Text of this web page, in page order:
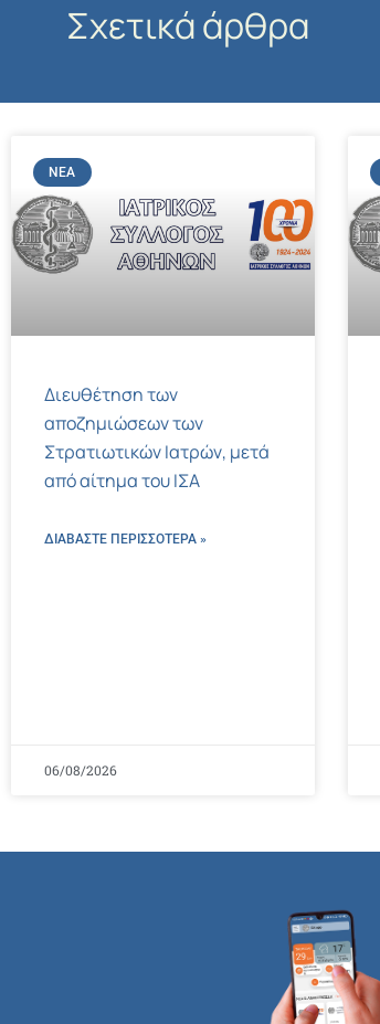
Σχετικά άρθρα
ΝΈΑ
Διευθέτηση των
αποζημιώσεων των
Στρατιωτικών Ιατρών, μετά
από αίτημα του ΙΣΑ
ΔΙΑΒΑΣΤΕ ΠΕΡΙΣΣΌΤΕΡΑ »
06/08/2026